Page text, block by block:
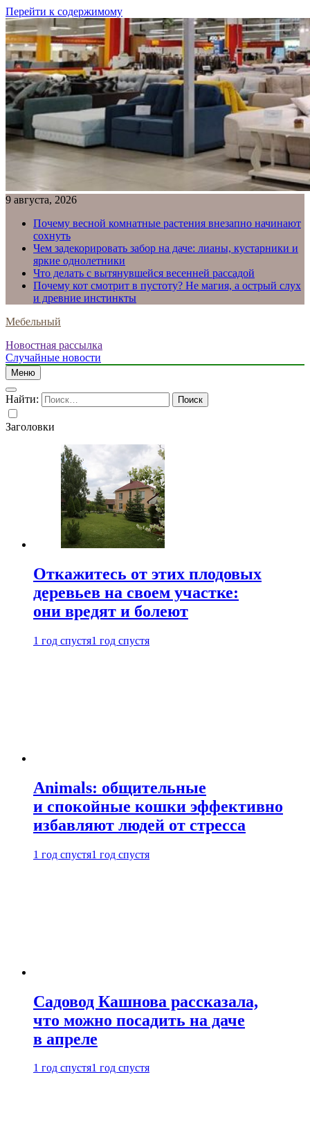
Перейти к содержимому
9 августа, 2026
Почему весной комнатные растения внезапно начинают
сохнуть
Чем задекорировать забор на даче: лианы, кустарники и
яркие однолетники
Что делать с вытянувшейся весенней рассадой
Почему кот смотрит в пустоту? Не магия, а острый слух
и древние инстинкты
Мебельный
Новостная рассылка
Случайные новости
Меню
Найти:
Заголовки
Откажитесь от этих плодовых
деревьев на своем участке:
они вредят и болеют
1 год спустя1 год спустя
Animals: общительные
и спокойные кошки эффективно
избавляют людей от стресса
1 год спустя1 год спустя
Садовод Кашнова рассказала,
что можно посадить на даче
в апреле
1 год спустя1 год спустя